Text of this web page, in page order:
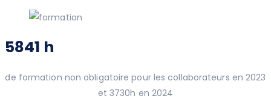
5841 h
de formation non obligatoire pour les collaborateurs en 2023
et 3730h en 2024